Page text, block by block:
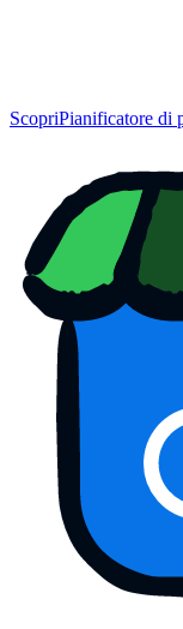
ScopriPianificatore di